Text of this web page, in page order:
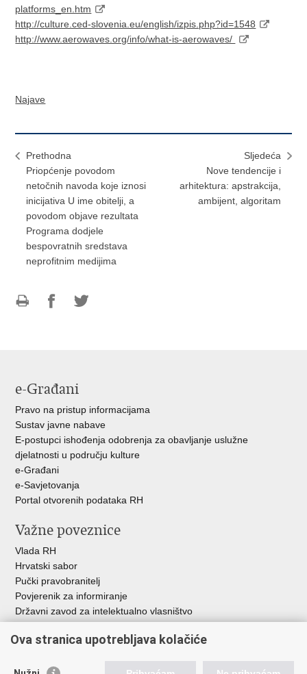
platforms_en.htm
http://culture.ced-slovenia.eu/english/izpis.php?id=1548
http://www.aerowaves.org/info/what-is-aerowaves/
Najave
Prethodna
Priopćenje povodom
netočnih navoda koje iznosi
inicijativa U ime obitelji, a
povodom objave rezultata
Programa dodjele
bespovratnih sredstava
neprofitnim medijima
Sljedeća
Nove tendencije i
arhitektura: apstrakcija,
ambijent, algoritam
e-Građani
Pravo na pristup informacijama
Sustav javne nabave
E-postupci ishođenja odobrenja za obavljanje uslužne
djelatnosti u području kulture
e-Građani
e-Savjetovanja
Portal otvorenih podataka RH
Važne poveznice
Vlada RH
Hrvatski sabor
Pučki pravobranitelj
Povjerenik za informiranje
Državni zavod za intelektualno vlasništvo
HAKOM
Ova stranica upotrebljava kolačiće